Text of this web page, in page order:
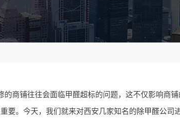
商铺往往会面临甲醛超标的问题，这不仅影响商
要。今天，我们就来对西安几家知名的除甲醛公司